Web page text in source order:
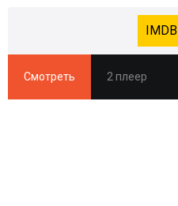
Смотреть 2 плеер